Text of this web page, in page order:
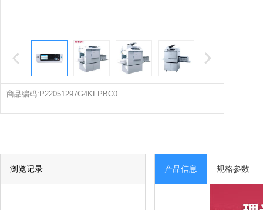
商品编码:P22051297G4KFPBC0
浏览记录 产品信息 规格参数